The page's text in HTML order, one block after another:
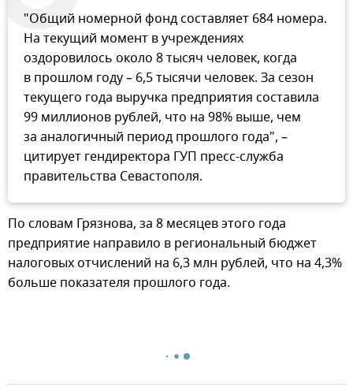
"Общий номерной фонд составляет 684 номера.
На текущий момент в учреждениях
оздоровилось около 8 тысяч человек, когда
в прошлом году – 6,5 тысячи человек. За сезон
текущего года выручка предприятия составила
99 миллионов рублей, что на 98% выше, чем
за аналогичный период прошлого года", –
цитирует гендиректора ГУП пресс-служба
правительства Севастополя.
По словам Грязнова, за 8 месяцев этого года
предприятие направило в региональный бюджет
налоговых отчислений на 6,3 млн рублей, что на 4,3%
больше показателя прошлого года.